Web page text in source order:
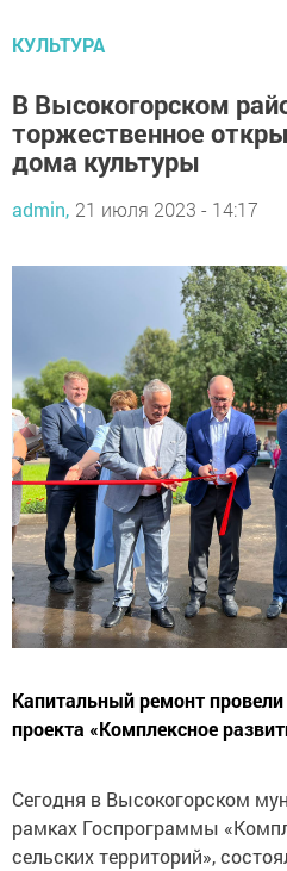
КУЛЬТУРА
В Высокогорском
торжественное
дома культуры
admin, 21 июля 2023 - 14:17
Капитальный ремонт
проекта «Комплексное
Сегодня в Высокогорском
рамках Госпрограммы
сельских территорий»,